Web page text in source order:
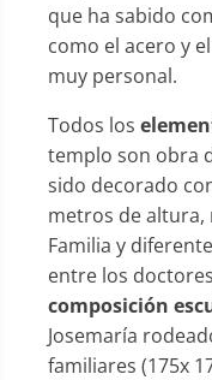
que ha sabido
como el acero y
muy personal.
Todos los
templo son obra
sido decorado
metros de altura,
Familia y
entre los
composición
Josemaría
familiares (175x